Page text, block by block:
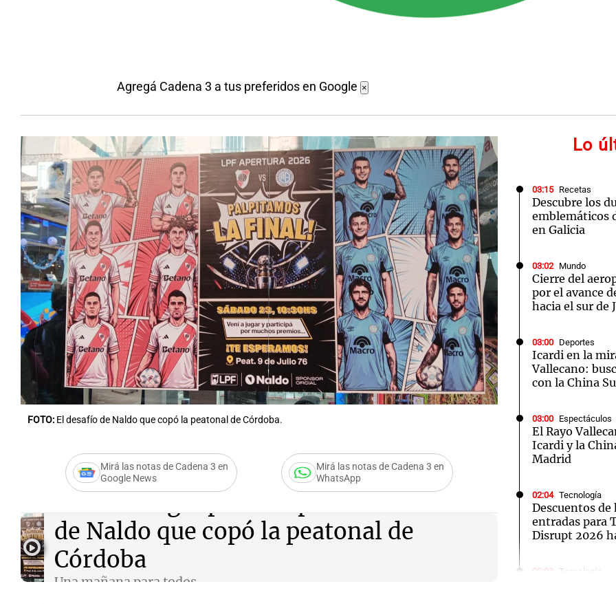
Agregá Cadena 3 a tus preferidos en Google ×
FOTO: El desafío de Naldo que copó la peatonal de Córdoba.
Mirá las notas de Cadena 3 en
Google News
Mirá las notas de Cadena 3 en
WhatsApp
de Naldo que copó la peatonal de
Córdoba
Una mañana para todos
Lo
03:15 Recetas
Descubre los
emblemáticos
en Galicia
03:02 Mundo
Cierre del
por el avance
hacia el sur de
03:00 Deportes
Icardi en la
Vallecano:
con la China
03:00 Espectáculos
El Rayo
Icardi y la
Madrid
02:04 Tecnología
Descuentos
entradas para
Disrupt 2026
02:03 Tecnología
Audio.